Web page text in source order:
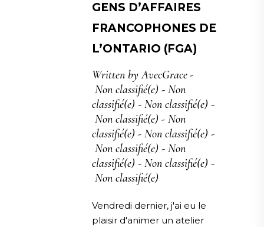
GENS D’AFFAIRES
FRANCOPHONES DE
L’ONTARIO (FGA)
Written byAvecGrace
Non classifié(e) - Non
classifié(e) - Non classifié(e) -
Non classifié(e) - Non
classifié(e) - Non classifié(e) -
Non classifié(e) - Non
classifié(e) - Non classifié(e) -
Non classifié(e)
Vendredi dernier, j'ai eu le
plaisir d'animer un atelier